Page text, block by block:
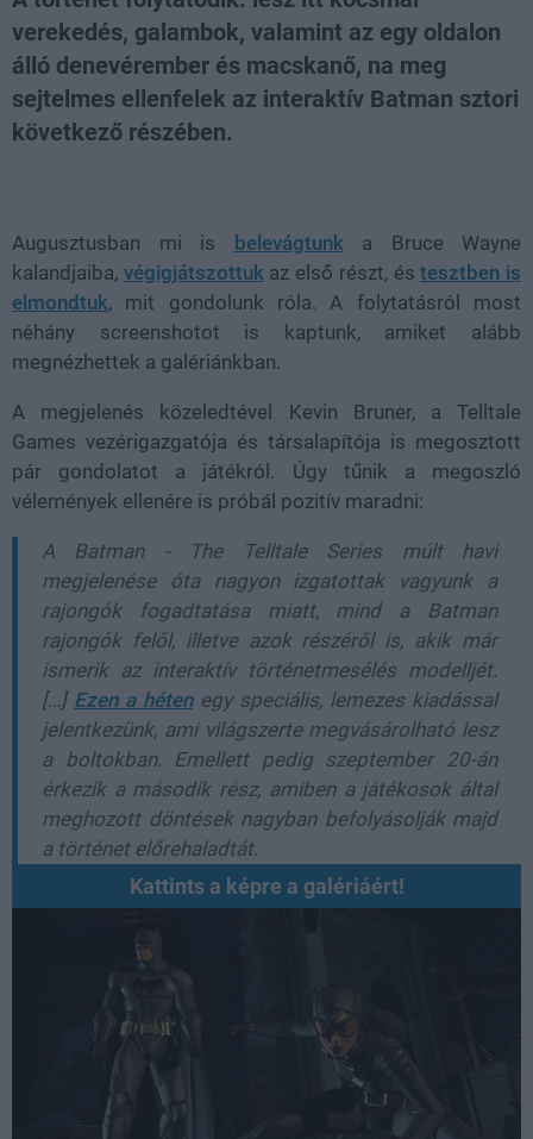
verekedés, galambok, valamint az egy oldalon
álló denevérember és macskanő, na meg
sejtelmes ellenfelek az interaktív Batman sztori
következő részében.
Augusztusban mi is belevágtunk a Bruce Wayne
kalandjaiba, végigjátszottuk az első részt, éstesztben is
elmondtuk, mit gondolunk róla. A folytatásról most
néhány screenshotot is kaptunk, amiket alább
megnézhettek a galériánkban.
A megjelenés közeledtével Kevin Bruner, a Telltale
Games vezérigazgatója és társalapítója is megosztott
pár gondolatot a játékról. Úgy tűnik a megoszló
vélemények ellenére is próbál pozitív maradni:
A Batman - The Telltale Series múlt havi
megjelenése óta nagyon izgatottak vagyunk a
rajongók fogadtatása miatt, mind a Batman
rajongók felől, illetve azok részéről is, akik már
ismerik az interaktív történetmesélés modelljét.
[…] Ezen a hétenegy speciális, lemezes kiadással
jelentkezünk, ami világszerte megvásárolható lesz
a boltokban. Emellett pedig szeptember 20-án
érkezik a második rész, amiben a játékosok által
meghozott döntések nagyban befolyásolják majd
a történet előrehaladtát.
Kattints a képre a galériáért!